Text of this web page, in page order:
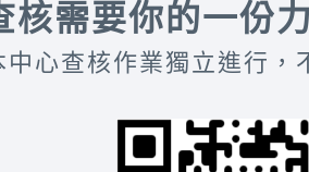
核需要你的一份
中心查核作業獨立進行，